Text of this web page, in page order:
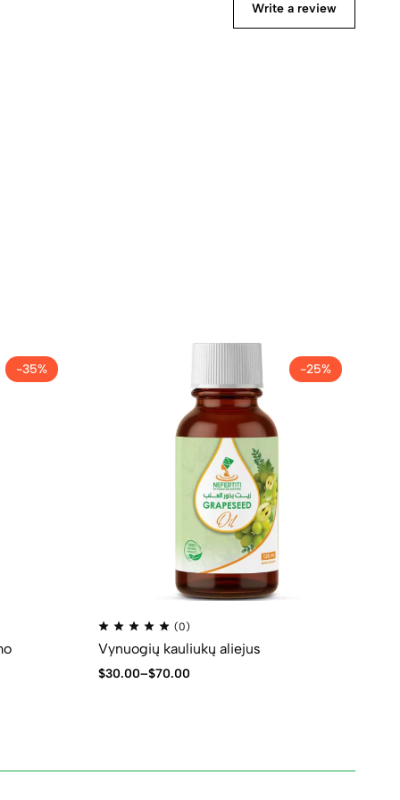
Write a review
-35% -25%
(0)
Vynuogių kauliukų aliejus
$30.00–$70.00